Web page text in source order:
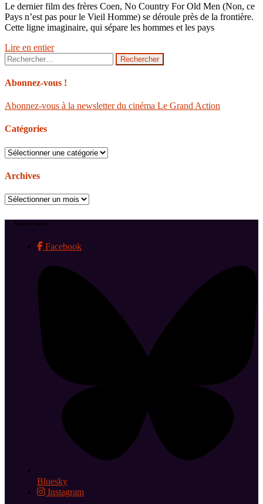
Le dernier film des frères Coen, No Country For Old Men (Non, ce
Pays n’est pas pour le Vieil Homme) se déroule près de la frontière.
Cette ligne imaginaire, qui sépare les hommes et les pays
Lire en entier
Rechercher :
Abonnez-vous !
Abonnez-vous à la newsletter du cinéma Le Grand Action
Catégories
Catégories
Archives
Archives
Suivez-nous !
Facebook
Bluesky
Instagram